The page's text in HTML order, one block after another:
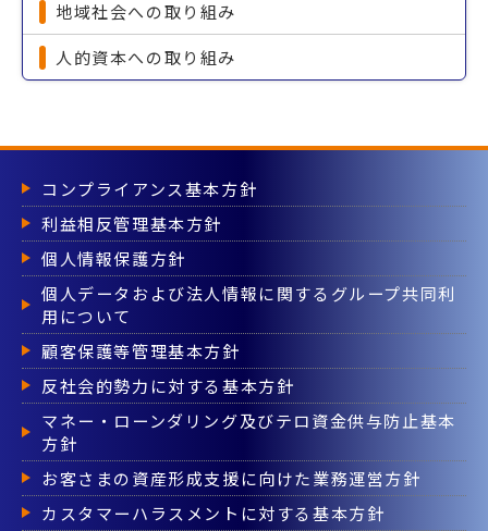
地域社会への取り組み
人的資本への取り組み
コンプライアンス基本方針
利益相反管理基本方針
個人情報保護方針
個人データおよび法人情報に関するグループ共同利
用について
顧客保護等管理基本方針
反社会的勢力に対する基本方針
マネー・ローンダリング及びテロ資金供与防止基本
方針
お客さまの資産形成支援に向けた業務運営方針
カスタマーハラスメントに対する基本方針